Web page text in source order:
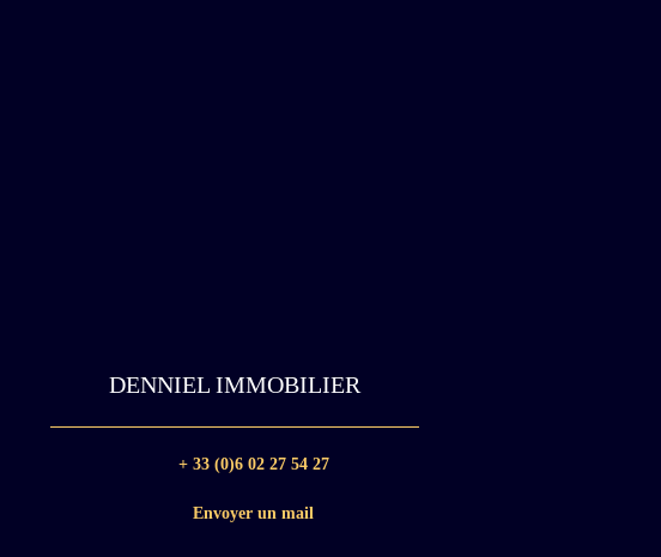
DENNIEL IMMOBILIER
+ 33 (0)6 02 27 54 27
Envoyer un mail